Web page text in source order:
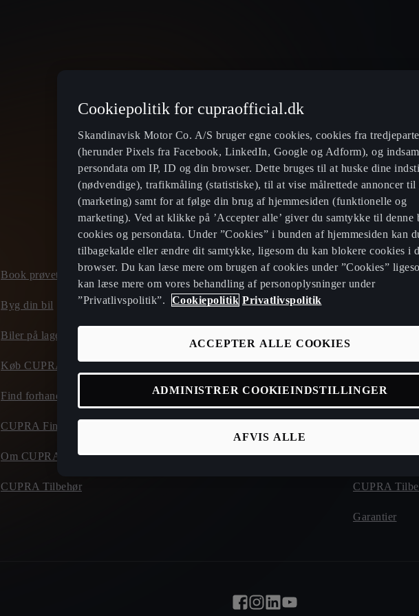
Denmark Dansk
Book prøvetur
Byg din bil
Biler på lager
Køb CUPRA online
Find forhandler
CUPRA Financial Services
Om CUPRA
CUPRA Tilbehør
Offentlige ladepunkter
Beregn besparelse ved elektriske
Book tid til
Service- og
CUPRA
CUPRA
CUPRA
CUPRA
Garantier
Cookiepolitik for cupraofficial.dk
Skandinavisk Motor Co. A/S bruger egne cookies, cookies fra
(herunder Pixels fra Facebook, LinkedIn, Google og Adform), og
persondata om IP, ID og din browser. Dette bruges til at huske dine
(nødvendige), trafikmåling (statistiske), til at vise målrettede annoncer til
(marketing) samt for at følge din brug af hjemmesiden (funktionelle og
marketing). Ved at klikke på ’Accepter alle’ giver du samtykke til denne
cookies og persondata. Under ”Cookies” i bunden af hjemmesiden kan
tilbagekalde eller ændre dit samtykke, ligesom du kan blokere cookies i
browser. Du kan læse mere om brugen af cookies under ”Cookies”
kan læse mere om vores behandling af personoplysninger under
”Privatlivspolitik”.
Cookiepolitik Privatlivspolitik
AFVIS ALLE
ACCEPTER ALLE COOKIES
ADMINISTRER COOKIEINDSTILLINGER